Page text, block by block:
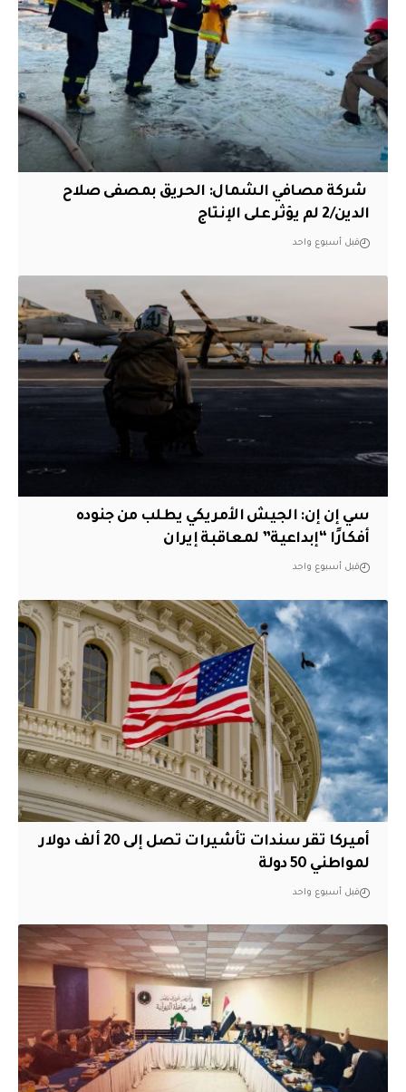
‏ شركة مصافي الشمال: الحريق بمصفى صلاح
الدين/2 لم يؤثر على الإنتاج
قبل أسبوع واحد
سي إن إن: الجيش الأمريكي يطلب من جنوده
أفكارًا “إبداعية” لمعاقبة إيران
قبل أسبوع واحد
أميركا تقر سندات تأشيرات تصل إلى 20 ألف دولار
لمواطني 50 دولة
قبل أسبوع واحد